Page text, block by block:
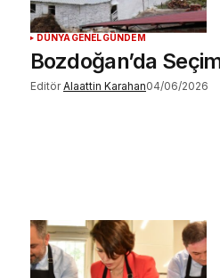
DÜNYA GENELGÜNDEM
Bozdoğan’da
Editör Alaattin Karahan04/06/2026